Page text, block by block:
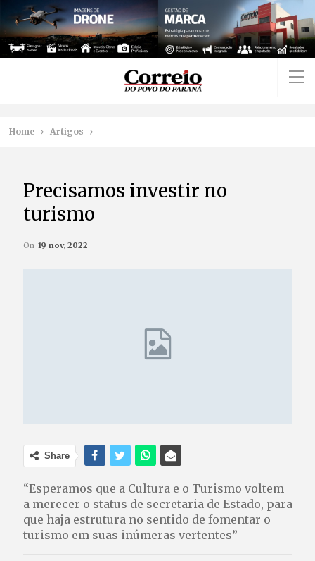
Home Artigos
Precisamos investir no
turismo
On 19 nov, 2022
Share
“Esperamos que a Cultura e o Turismo voltem
a merecer o status de secretaria de Estado, para
que haja estrutura no sentido de fomentar o
turismo em suas inúmeras vertentes”